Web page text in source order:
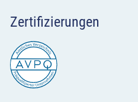
Zertifizierungen